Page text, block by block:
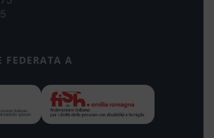
FEDERATA A